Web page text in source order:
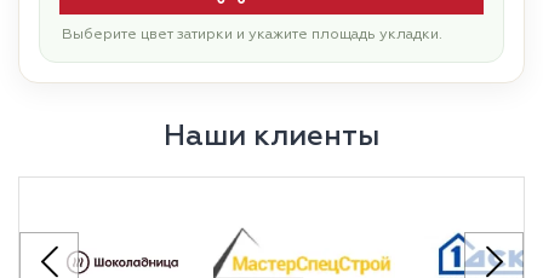
Выберите цвет затирки и укажите площадь укладки.
Наши клиенты